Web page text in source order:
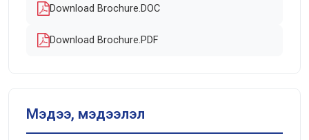
Download Brochure.DOC
Download Brochure.PDF
Мэдээ, мэдээлэл